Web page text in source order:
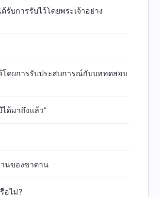
บการรับไว้โดยพระเจ้าอย่าง
โดยการรับประสบการณ์กับบททดสอบ
ด้มาถึงแล้ว”
นของซาตาน
อไม่?